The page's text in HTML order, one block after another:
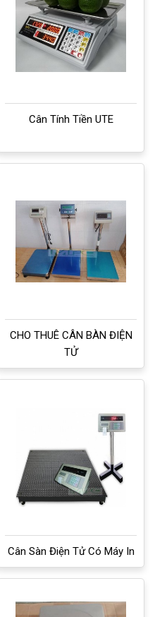
Cân Tính Tiền UTE
CHO THUÊ CÂN BÀN ĐIỆN
TỬ
Cân Sàn Điện Tử Có Máy In